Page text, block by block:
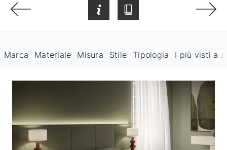
Marca Materiale Misura Stile Tipologia I più visti a :